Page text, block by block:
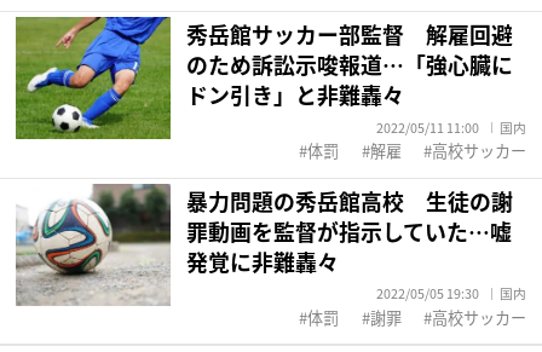
秀岳館サッカー部監督 解雇回避
のため訴訟示唆報道…「強心臓に
ドン引き」と非難轟々
2022/05/11 11:00 国内
体罰 解雇 高校サッカー
暴力問題の秀岳館高校 生徒の謝
罪動画を監督が指示していた…嘘
発覚に非難轟々
2022/05/05 19:30 国内
体罰 謝罪 高校サッカー